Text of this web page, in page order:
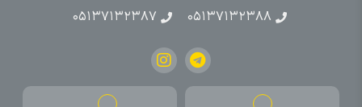
۰۵۱۳۷۱۳۲۳۸۸
۰۵۱۳۷۱۳۲۳۸۷